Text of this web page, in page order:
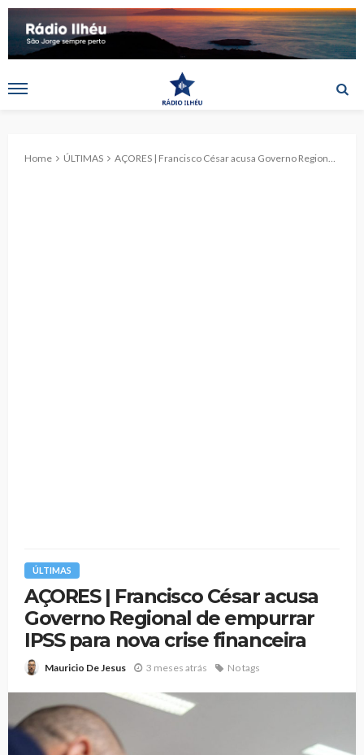
Home ÚLTIMAS AÇORES | Francisco César acusa Governo Regional de empurrar IPSS para nova crise financeira
ÚLTIMAS
AÇORES | Francisco César acusa
Governo Regional de empurrar
IPSS para nova crise financeira
Mauricio De Jesus 3 meses atrás No tags